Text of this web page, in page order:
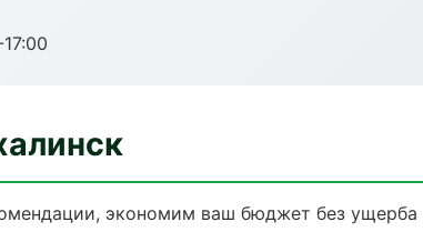
экономим ваш бюджет без ущерба